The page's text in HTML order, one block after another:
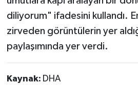
diliyorum" ifadesini kullandı.
zirveden görüntülerin yer
paylaşımında yer verdi.
Kaynak: DHA